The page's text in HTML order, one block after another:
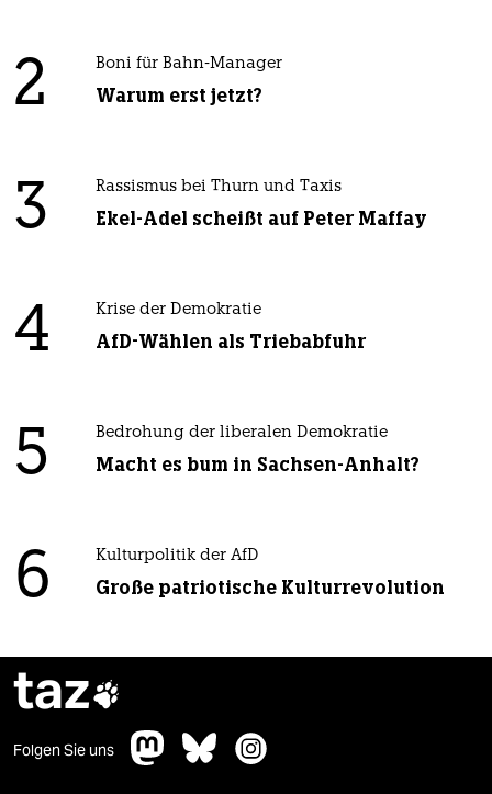
2 Boni für Bahn-Manager
Warum erst jetzt?
3 Rassismus bei Thurn und Taxis
Ekel-Adel scheißt auf Peter Maffay
4 Krise der Demokratie
AfD-Wählen als Triebabfuhr
5 Bedrohung der liberalen Demokratie
Macht es bum in Sachsen-Anhalt?
6 Kulturpolitik der AfD
Große patriotische Kulturrevolution
taz
Folgen Sie uns